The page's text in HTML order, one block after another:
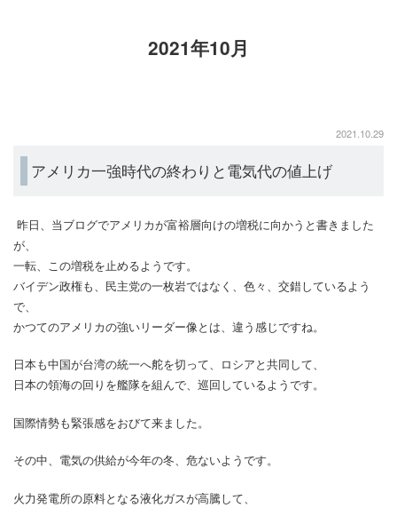
2021年10月
2021.10.29
アメリカ一強時代の終わりと電気代の値上げ
昨日、当ブログでアメリカが富裕層向けの増税に向かうと書きました
が、
一転、この増税を止めるようです。
バイデン政権も、民主党の一枚岩ではなく、色々、交錯しているよう
で、
かつてのアメリカの強いリーダー像とは、違う感じですね。
日本も中国が台湾の統一へ舵を切って、ロシアと共同して、
日本の領海の回りを艦隊を組んで、巡回しているようです。
国際情勢も緊張感をおびて来ました。
その中、電気の供給が今年の冬、危ないようです。
火力発電所の原料となる液化ガスが高騰して、